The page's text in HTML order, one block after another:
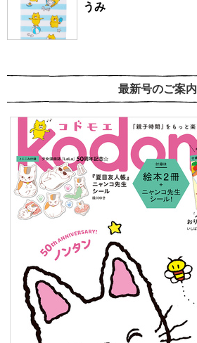
うみ
最新号のご案内